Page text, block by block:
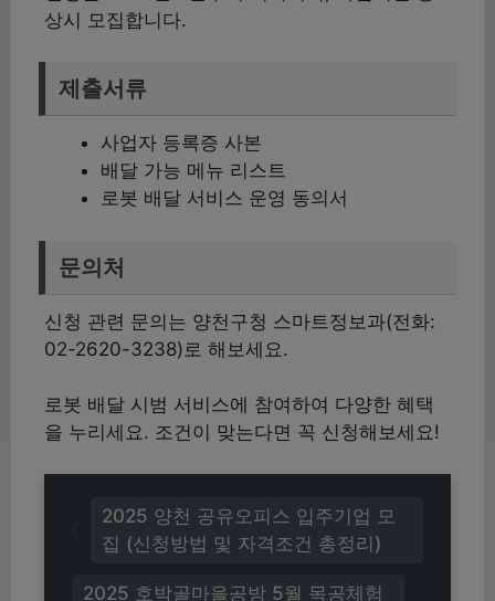
상시 모집합니다.
제출서류
사업자 등록증 사본
배달 가능 메뉴 리스트
로봇 배달 서비스 운영 동의서
문의처
신청 관련 문의는 양천구청 스마트정보과(전화:
02-2620-3238)로 해보세요.
로봇 배달 시범 서비스에 참여하여 다양한 혜택
을 누리세요. 조건이 맞는다면 꼭 신청해보세요!
2025 호박골마을공방 5월 목공체험
2025 양천 공유오피스 입주기업 모
집 (신청방법 및 자격조건 총정리)